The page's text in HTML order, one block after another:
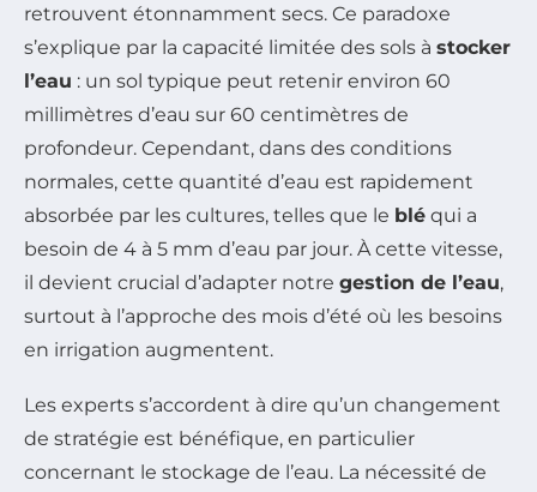
retrouvent étonnamment secs. Ce paradoxe
s’explique par la capacité limitée des sols à stocker
l’eau : un sol typique peut retenir environ 60
millimètres d’eau sur 60 centimètres de
profondeur. Cependant, dans des conditions
normales, cette quantité d’eau est rapidement
absorbée par les cultures, telles que le blé qui a
besoin de 4 à 5 mm d’eau par jour. À cette vitesse,
il devient crucial d’adapter notre gestion de l’eau,
surtout à l’approche des mois d’été où les besoins
en irrigation augmentent.
Les experts s’accordent à dire qu’un changement
de stratégie est bénéfique, en particulier
concernant le stockage de l’eau. La nécessité de